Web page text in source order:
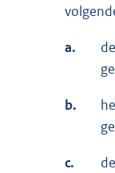
a.
b.
c.